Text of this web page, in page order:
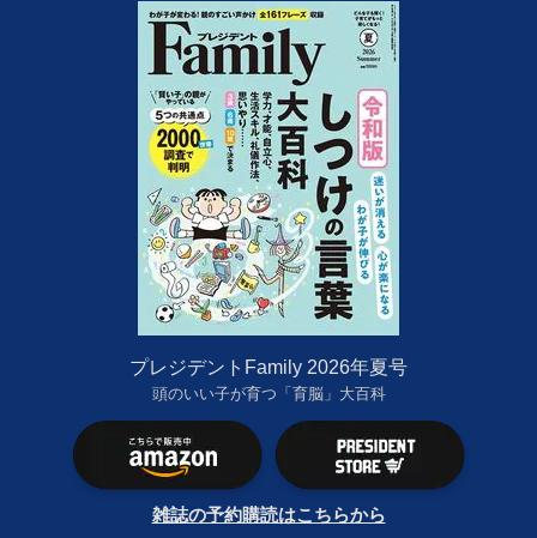
プレジデントFamily 2026年夏号
頭のいい子が育つ「育脳」大百科
雑誌の予約購読はこちらから